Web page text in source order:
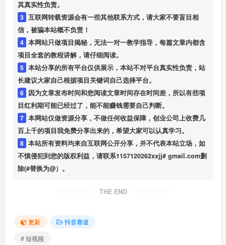
其真实性负责。
3 互联网转载资源会有一些其他联系方式，请大家不要盲目相
信，被骗本站概不负责！
4 本网站只做项目揭秘，无法一对一教学指导，每篇文章内都含
项目全套的教程讲解，请仔细阅读。
5 本站分享的所有平台仅供展示，本站不对平台真实性负责，站
长建议大家自己根据项目关键词自己选择平台。
6 因为文章发布时间和您阅读文章时间存在时间差，所以有些项
目红利期可能已经过了，能不能赚钱需要自己判断。
7 本网站仅做资源分享，不做任何收益保障，创业公司上收费几
百上千的项目我免费分享出来的，希望大家可以认真学习。
8 本站所有资料均来自互联网公开分享，并不代表本站立场，如
不慎侵犯到您的版权利益，请联系1157120262xxjj# gmail.com删
除(#替换为@）。
THE END
更新
抖音赛道
# 短视频